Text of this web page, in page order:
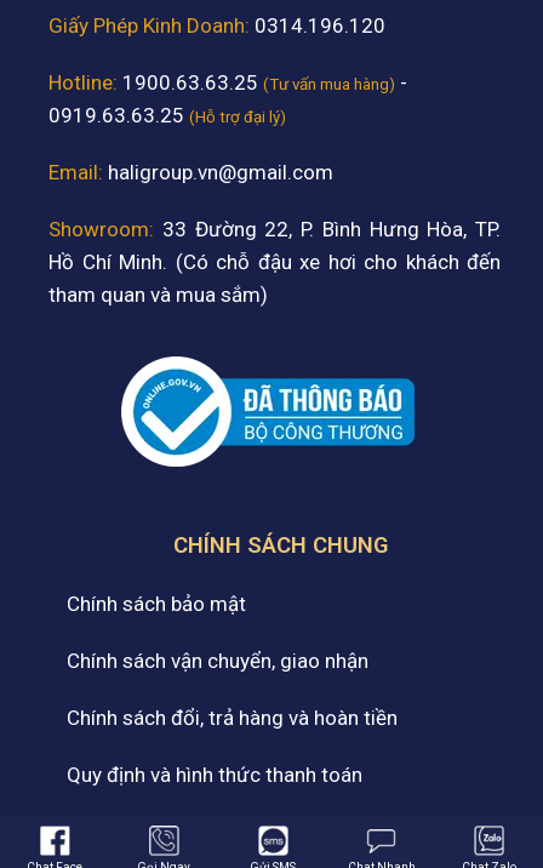
Giấy Phép Kinh Doanh: 0314.196.120
Hotline: 1900.63.63.25 (Tư vấn mua hàng) -
0919.63.63.25 (Hỗ trợ đại lý)
Email: haligroup.vn@gmail.com
Showroom: 33 Đường 22, P. Bình Hưng Hòa, TP.
Hồ Chí Minh. (Có chỗ đậu xe hơi cho khách đến
tham quan và mua sắm)
CHÍNH SÁCH CHUNG
Chính sách bảo mật
Chính sách vận chuyển, giao nhận
Chính sách đổi, trả hàng và hoàn tiền
Quy định và hình thức thanh toán
Cam kết chất lượng dịch vụ